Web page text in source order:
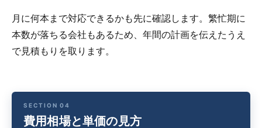
月に何本まで対応できるかも先に確認します。繁忙期に
本数が落ちる会社もあるため、年間の計画を伝えたうえ
で見積もりを取ります。
費用相場と単価の見方